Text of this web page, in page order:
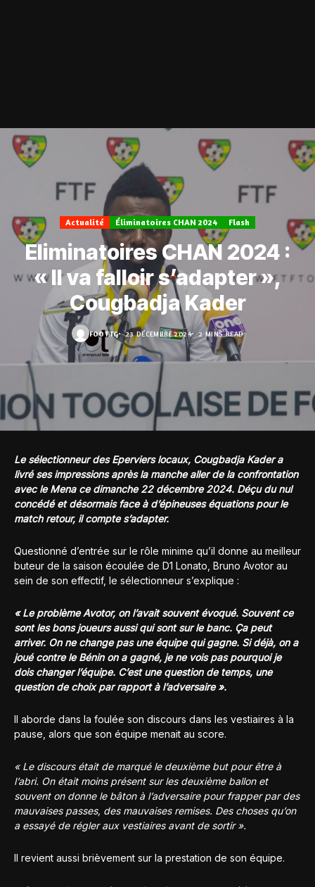
Actualité Éliminatoires CHAN 2024 Flash
Eliminatoires CHAN 2024 :
« Il va falloir s’adapter »,
Cougbadja Kader
FOOT.TG 23 DÉCEMBRE 2024 2 MINS READ
Le sélectionneur des Eperviers locaux, Cougbadja Kader a
livré ses impressions après la manche aller de la confrontation
avec le Mena ce dimanche 22 décembre 2024. Déçu du nul
concédé et désormais face à d’épineuses équations pour le
match retour, il compte s’adapter.
Questionné d’entrée sur le rôle minime qu’il donne au meilleur
buteur de la saison écoulée de D1 Lonato, Bruno Avotor au
sein de son effectif, le sélectionneur s’explique :
« Le problème Avotor, on l’avait souvent évoqué. Souvent ce
sont les bons joueurs aussi qui sont sur le banc. Ça peut
arriver. On ne change pas une équipe qui gagne. Si déjà, on a
joué contre le Bénin on a gagné, je ne vois pas pourquoi je
dois changer l’équipe. C’est une question de temps, une
question de choix par rapport à l’adversaire ».
Il aborde dans la foulée son discours dans les vestiaires à la
pause, alors que son équipe menait au score.
« Le discours était de marqué le deuxième but pour être à
l’abri. On était moins présent sur les deuxième ballon et
souvent on donne le bâton à l’adversaire pour frapper par des
mauvaises passes, des mauvaises remises. Des choses qu’on
a essayé de régler aux vestiaires avant de sortir ».
Il revient aussi brièvement sur la prestation de son équipe.